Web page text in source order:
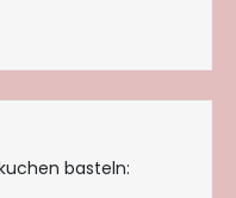
basteln: